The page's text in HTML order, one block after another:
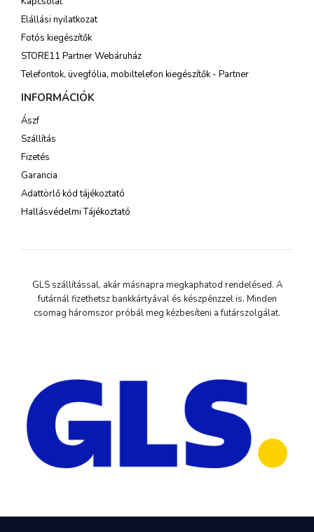
Elállási nyilatkozat
Fotós kiegészítők
STORE11 Partner Webáruház
Telefontok, üvegfólia, mobiltelefon kiegészítők - Partner
INFORMÁCIÓK
Ászf
Szállítás
Fizetés
Garancia
Adattörlő kód tájékoztató
Hallásvédelmi Tájékoztató
GLS szállítással, akár másnapra megkaphatod rendelésed. A
futárnál fizethetsz bankkártyával és készpénzzel is. Minden
csomag háromszor próbál meg kézbesíteni a futárszolgálat.